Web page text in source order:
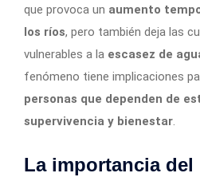
que provoca un aumento
los ríos, pero también deja las
vulnerables a la escasez de
fenómeno tiene implicaciones
personas que dependen de
supervivencia y bienestar.
La importancia